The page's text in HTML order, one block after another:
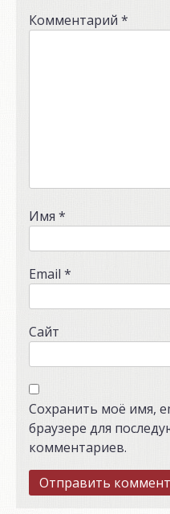
Комментарий *
Имя *
Email *
Сайт
Сохранить моё имя,
браузере для
комментариев.